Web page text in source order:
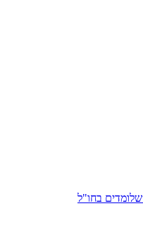
בחו"ל